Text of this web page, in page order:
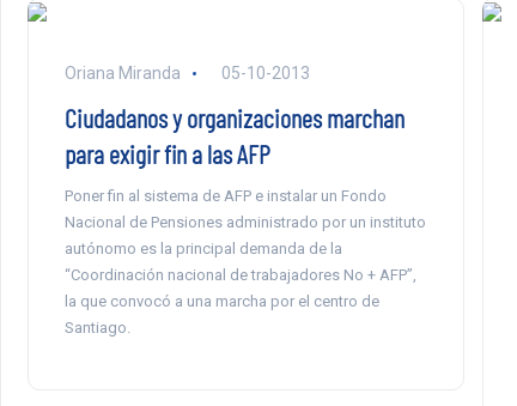
Oriana Miranda 05-10-2013
Ciudadanos y organizaciones marchan
para exigir fin a las AFP
Poner fin al sistema de AFP e instalar un Fondo
Nacional de Pensiones administrado por un instituto
autónomo es la principal demanda de la
“Coordinación nacional de trabajadores No + AFP”,
la que convocó a una marcha por el centro de
Santiago.